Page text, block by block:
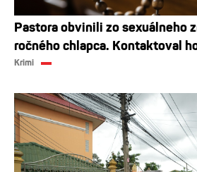
Pastora obvinili zo sexuálneho
ročného chlapca. Kontaktoval
Krimi